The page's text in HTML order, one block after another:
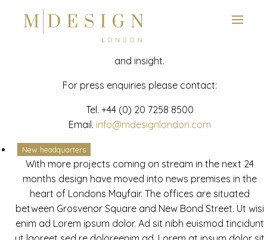
News
Latest mdesign development project and advisory news
and insight.
For press enquiries please contact:
Tel. +44 (0) 20 7258 8500
Email. info@mdesignlondon.com
New headquarters
With more projects coming on stream in the next 24
months design have moved into news premises in the
heart of Londons Mayfair. The offices are situated
between Grosvenor Square and New Bond Street. Ut wisi
enim ad Lorem ipsum dolor. Ad sit nibh euismod tincidunt